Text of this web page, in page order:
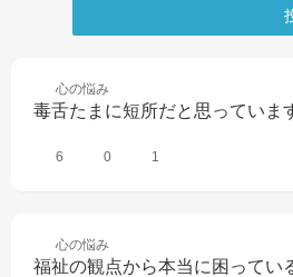
心の悩み
毒舌たまに短所だと思っていま
6 0 1
心の悩み
福祉の観点から本当に困ってい